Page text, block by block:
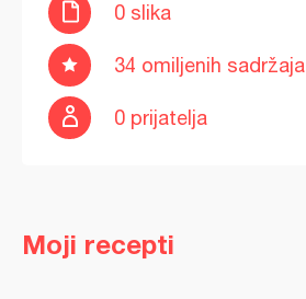
0 slika
34 omiljenih sadržaja
0 prijatelja
Moji recepti